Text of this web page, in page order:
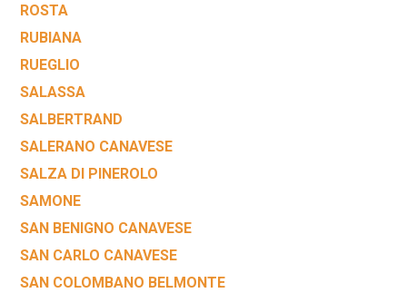
ROSTA
RUBIANA
RUEGLIO
SALASSA
SALBERTRAND
SALERANO CANAVESE
SALZA DI PINEROLO
SAMONE
SAN BENIGNO CANAVESE
SAN CARLO CANAVESE
SAN COLOMBANO BELMONTE